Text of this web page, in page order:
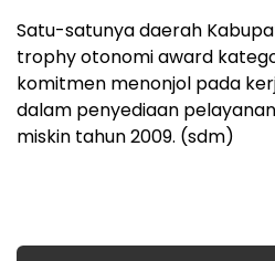
Satu-satunya daerah
trophy otonomi award
komitmen menonjol pada
dalam penyediaan
miskin tahun 2009. (sdm)